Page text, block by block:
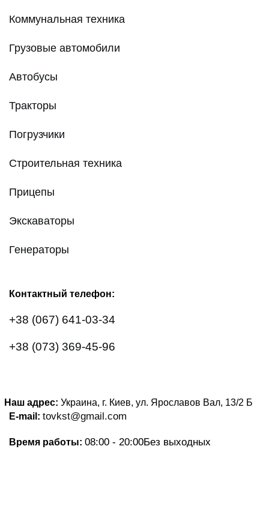
Коммунальная техника
Грузовые автомобили
Автобусы
Тракторы
Погрузчики
Строительная техника
Прицепы
Экскаваторы
Генераторы
Контактный телефон:
+38 (067) 641-03-34
+38 (073) 369-45-96
Наш адрес: Украина, г. Киев, ул. Ярославов Вал, 13/2 Б
E-mail: tovkst@gmail.com
Время работы: 08:00 - 20:00Без выходных